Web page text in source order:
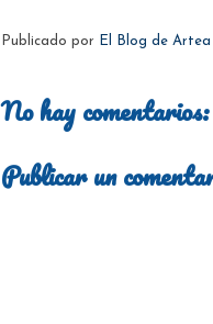
Publicado por El Blog de Artea
No hay comentarios:
Publicar un